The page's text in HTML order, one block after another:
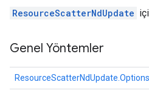
ResourceScatterNdUpdate
Genel Yöntemler
ResourceScatterNdUpdate.Options